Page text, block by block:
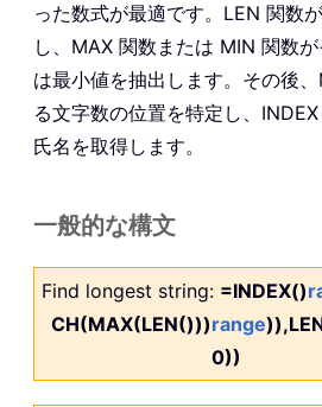
った数式が最適です。LEN 関数
し、MAX 関数または MIN 関数
は最小値を抽出します。その後
る文字数の位置を特定し、
氏名を取得します。
一般的な構文
Find longest string: =INDEX()
CH(MAX(LEN()))range
0))